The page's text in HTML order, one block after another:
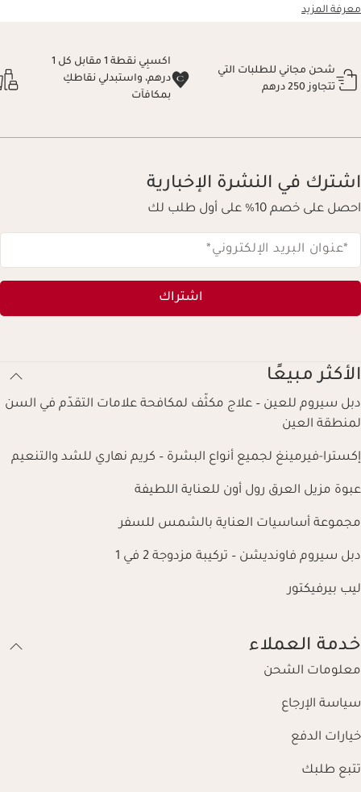
معرفة المزيد
شحن مجاني للطلبات التي
تتجاوز 250 درهم
اكسبِي نقطة 1 مقابل كل 1
درهم، واستبدلي نقاطكِ
بمكافآت
اشترك في النشرة الإخبارية
احصل على خصم 10% على أول طلب لك
*عنوان البريد الإلكتروني*
اشتراك
الأكثر مبيعًا
دبل سيروم للعين – علاج مكثّف لمكافحة علامات التقدّم في السن
لمنطقة العين
إكسترا-فيرمينغ لجميع أنواع البشرة – كريم نهاري للشد والتنعيم
عبوة مزيل العرق رول أون للعناية اللطيفة
مجموعة أساسيات العناية بالشمس للسفر
دبل سيروم فاونديشن – تركيبة مزدوجة 2 في 1
ليب بيرفيكتور
خدمة العملاء
معلومات الشحن
سياسة الإرجاع
خيارات الدفع
تتبع طلبك